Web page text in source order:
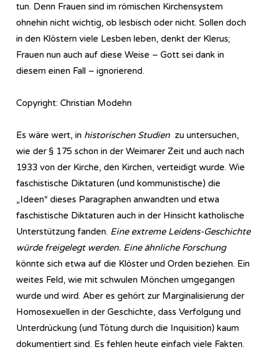
tun. Denn Frauen sind im römischen Kirchensystem
ohnehin nicht wichtig, ob lesbisch oder nicht. Sollen doch
in den Klöstern viele Lesben leben, denkt der Klerus;
Frauen nun auch auf diese Weise – Gott sei dank in
diesem einen Fall – ignorierend.
Copyright: Christian Modehn
Es wäre wert, in historischen Studienzu untersuchen,
wie der § 175 schon in der Weimarer Zeit und auch nach
1933 von der Kirche, den Kirchen, verteidigt wurde. Wie
faschistische Diktaturen (und kommunistische) die
„Ideen“ dieses Paragraphen anwandten und etwa
faschistische Diktaturen auch in der Hinsicht katholische
Unterstützung fanden. Eine extreme Leidens-Geschichte
würde freigelegt werden. Eine ähnliche Forschung
könnte sich etwa auf die Klöster und Orden beziehen. Ein
weites Feld, wie mit schwulen Mönchen umgegangen
wurde und wird. Aber es gehört zur Marginalisierung der
Homosexuellen in der Geschichte, dass Verfolgung und
Unterdrückung (und Tötung durch die Inquisition) kaum
dokumentiert sind. Es fehlen heute einfach viele Fakten.